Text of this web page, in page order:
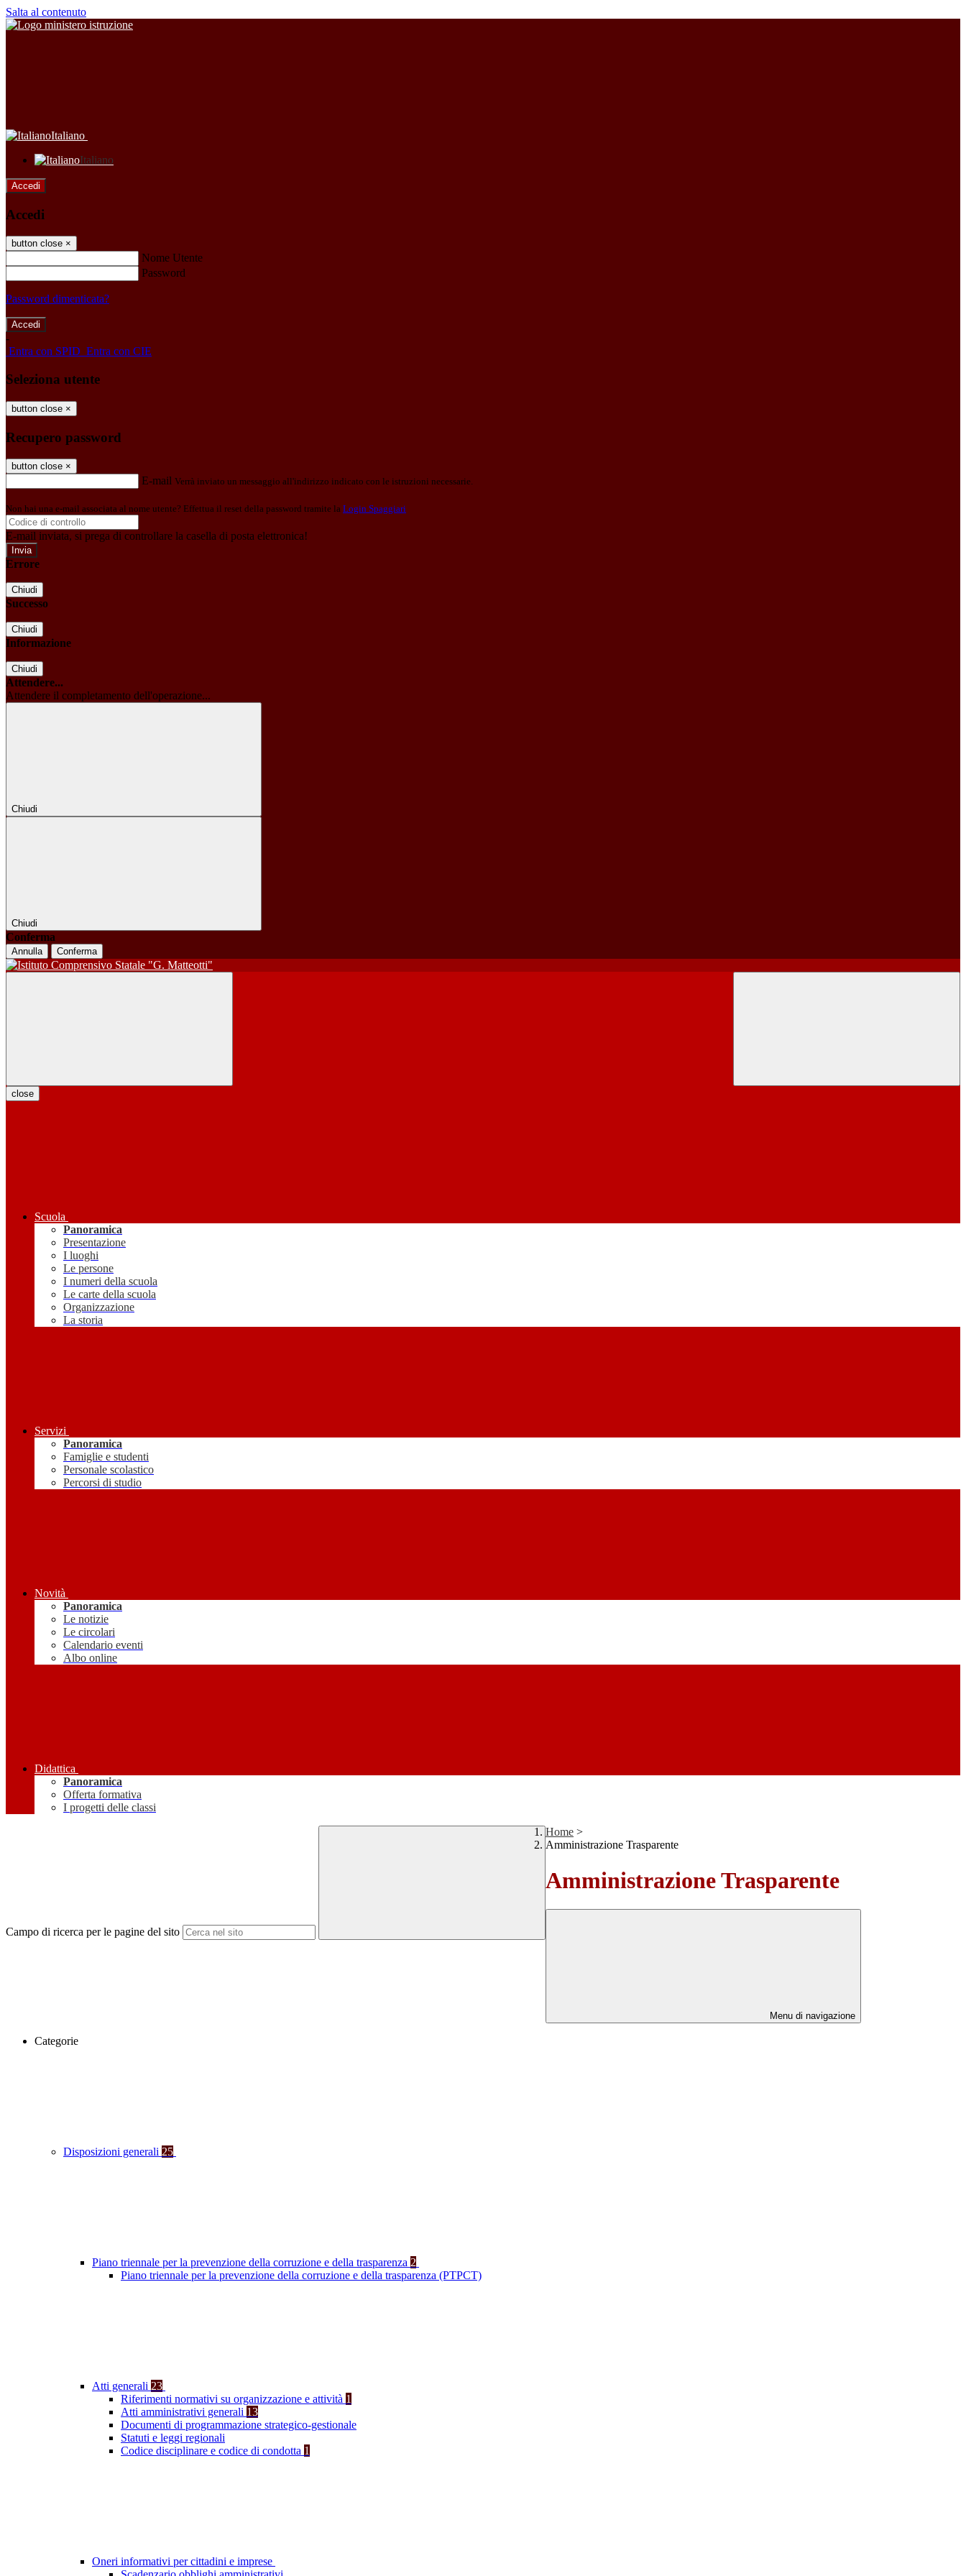
Salta al contenuto
Italiano
Italiano
Accedi
Accedi
button close ×
Nome Utente
Password
Password dimenticata?
-
Entra con SPID Entra con CIE
Seleziona utente
button close ×
Recupero password
button close ×
E-mail Verrà inviato un messaggio all'indirizzo indicato con le istruzioni necessarie.
Non hai una e-mail associata al nome utente? Effettua il reset della password tramite la Login Spaggiari
E-mail inviata, si prega di controllare la casella di posta elettronica!
Errore
Chiudi
Successo
Chiudi
Informazione
Chiudi
Attendere...
Attendere il completamento dell'operazione...
Chiudi
Chiudi
Conferma
Annulla Conferma
close
Scuola
Panoramica
Presentazione
I luoghi
Le persone
I numeri della scuola
Le carte della scuola
Organizzazione
La storia
Servizi
Panoramica
Famiglie e studenti
Personale scolastico
Percorsi di studio
Novità
Panoramica
Le notizie
Le circolari
Calendario eventi
Albo online
Didattica
Panoramica
Offerta formativa
I progetti delle classi
Campo di ricerca per le pagine del sito
Home >
Amministrazione Trasparente
Amministrazione Trasparente
Menu di navigazione
Categorie
Disposizioni generali 25
Piano triennale per la prevenzione della corruzione e della trasparenza 2
Piano triennale per la prevenzione della corruzione e della trasparenza (PTPCT)
Atti generali 23
Riferimenti normativi su organizzazione e attività 1
Atti amministrativi generali 13
Documenti di programmazione strategico-gestionale
Statuti e leggi regionali
Codice disciplinare e codice di condotta 1
Oneri informativi per cittadini e imprese